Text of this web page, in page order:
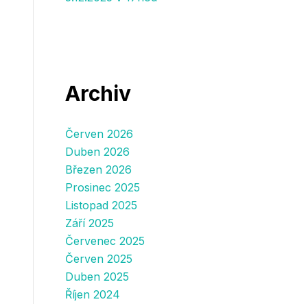
Archiv
Červen 2026
Duben 2026
Březen 2026
Prosinec 2025
Listopad 2025
Září 2025
Červenec 2025
Červen 2025
Duben 2025
Říjen 2024